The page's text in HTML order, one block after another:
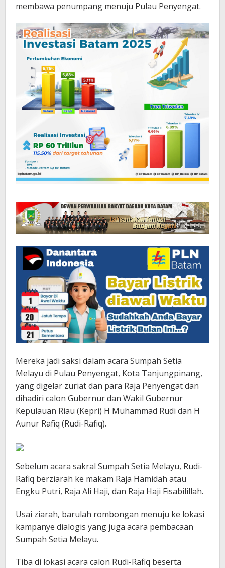
membawa penumpang menuju Pulau Penyengat.
Mereka jadi saksi dalam acara Sumpah Setia
Melayu di Pulau Penyengat, Kota Tanjungpinang,
yang digelar zuriat dan para Raja Penyengat dan
dihadiri calon Gubernur dan Wakil Gubernur
Kepulauan Riau (Kepri) H Muhammad Rudi dan H
Aunur Rafiq (Rudi-Rafiq).
Sebelum acara sakral Sumpah Setia Melayu, Rudi-
Rafiq berziarah ke makam Raja Hamidah atau
Engku Putri, Raja Ali Haji, dan Raja Haji Fisabilillah.
Usai ziarah, barulah rombongan menuju ke lokasi
kampanye dialogis yang juga acara pembacaan
Sumpah Setia Melayu.
Tiba di lokasi acara calon Rudi-Rafiq beserta